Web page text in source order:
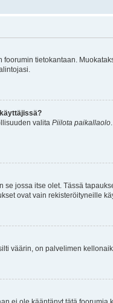
tietokantaan.
valita Piilota paikallaolo
jossa itse olet. Tässä
ovat vain rekisteröityneille
väärin, on palvelimen